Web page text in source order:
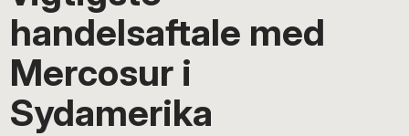
handelsaftale med
Mercosur i
Sydamerika